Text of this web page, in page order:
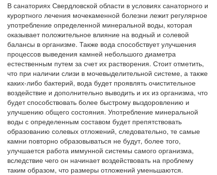
В санаториях Свердловской области в условиях санаторного и
курортного лечения мочекаменной болезни лежит регулярное
употребление определенной минеральной воды, которая
оказывает положительное влияние на водный и солевой
балансы в организме. Также вода способствует улучшения
процессов выведения камней небольшого диаметра
естественным путем за счет их растворения. Стоит отметить,
что при наличии слизи в мочевыделительной системе, а также
каких-либо бактерий, вода будет проявлять очистительное
воздействие и дополнительно выводить и их из организма, что
будет способствовать более быстрому выздоровлению и
улучшению общего состояния. Употребление минеральной
воды с определенным составом будет препятствовать
образованию солевых отложений, следовательно, те самые
камни повторно образовываться не будут, более того,
улучшается работа иммунной системы самого организма,
вследствие чего он начинает воздействовать на проблему
таким образом, что размеры отложений уменьшаются.